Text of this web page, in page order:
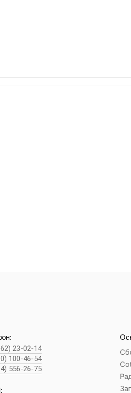
23-02-14
100-46-54
556-26-75